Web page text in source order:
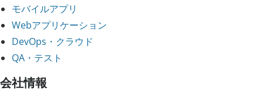
モバイルアプリ
Webアプリケーション
DevOps・クラウド
QA・テスト
会社情報